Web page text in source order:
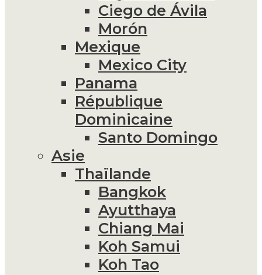
Ciego de Ávila
Morón
Mexique
Mexico City
Panama
République
Dominicaine
Santo Domingo
Asie
Thaïlande
Bangkok
Ayutthaya
Chiang Mai
Koh Samui
Koh Tao